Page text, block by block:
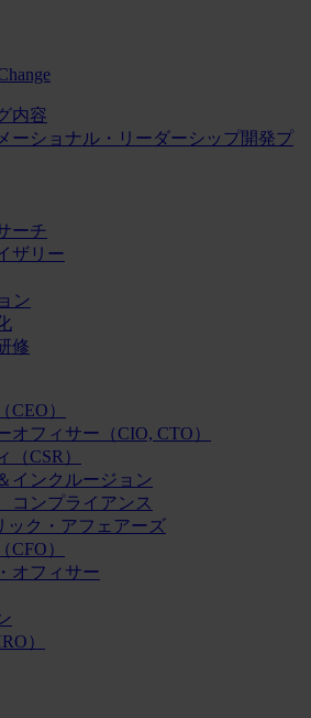
内容
ーショナル・リーダーシップ開発プ
ーチ
ザリー
ン
修
CEO）
オフィサー（CIO, CTO）
CSR）
インクルージョン
コンプライアンス
ック・アフェアーズ
CFO）
オフィサー
）